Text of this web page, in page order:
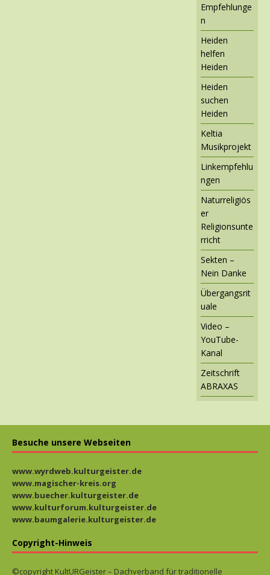
Empfehlunge
n
Heiden
helfen
Heiden
Heiden
suchen
Heiden
Keltia
Musikprojekt
Linkempfehlu
ngen
Naturreligiös
er
Religionsunte
rricht
Sekten –
Nein Danke
Übergangsrit
uale
Video –
YouTube-
Kanal
Zeitschrift
ABRAXAS
Besuche unsere Webseiten
www.wyrdweb.kulturgeister.de
www.magischer-kreis.org
www.buecher.kulturgeister.de
www.kulturforum.kulturgeister.de
www.baumgalerie.kulturgeister.de
Copyright-Hinweis
©copyright KultURGeister – Dachverband für traditionelle